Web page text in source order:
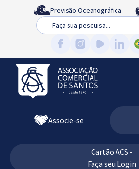
Previsão Oceanográfica
Busca
Associe-se
Cartão ACS -
Faça seu Login